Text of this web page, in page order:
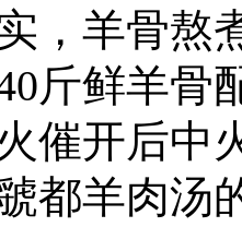
，羊骨熬
斤鲜羊骨
催开后中
都羊肉汤